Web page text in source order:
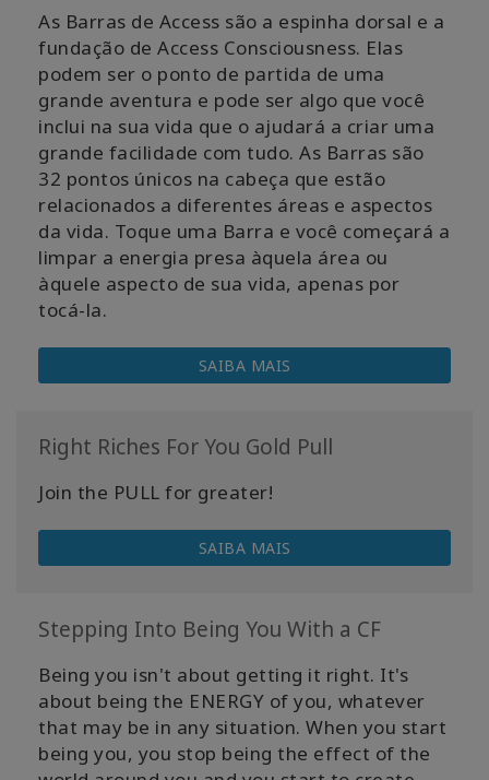
As Barras de Access são a espinha dorsal e a
fundação de Access Consciousness. Elas
podem ser o ponto de partida de uma
grande aventura e pode ser algo que você
inclui na sua vida que o ajudará a criar uma
grande facilidade com tudo. As Barras são
32 pontos únicos na cabeça que estão
relacionados a diferentes áreas e aspectos
da vida. Toque uma Barra e você começará a
limpar a energia presa àquela área ou
àquele aspecto de sua vida, apenas por
tocá-la.
SAIBA MAIS
Right Riches For You Gold Pull
Join the PULL for greater!
SAIBA MAIS
Stepping Into Being You With a CF
Being you isn't about getting it right. It's
about being the ENERGY of you, whatever
that may be in any situation. When you start
being you, you stop being the effect of the